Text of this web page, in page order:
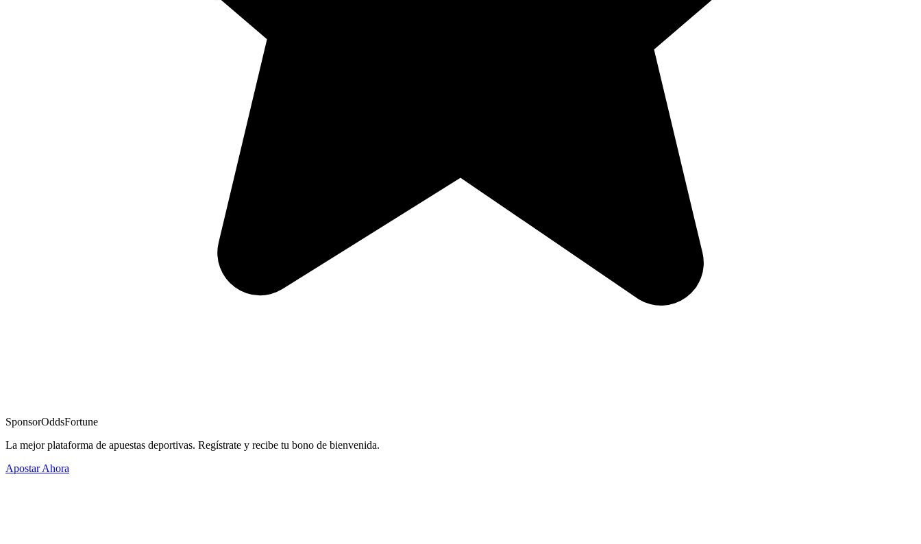
SponsorOddsFortune
La mejor plataforma de apuestas deportivas. Regístrate y recibe tu bono de bienvenida.
Apostar Ahora